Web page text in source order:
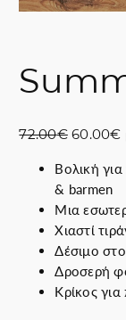
72.00€ O
i
g
i
n
a
l
p
60.00€
υ
Βολική
& barmen
Μια
Χιαστί
Δέσιμο
Δροσερή
Κρίκος για